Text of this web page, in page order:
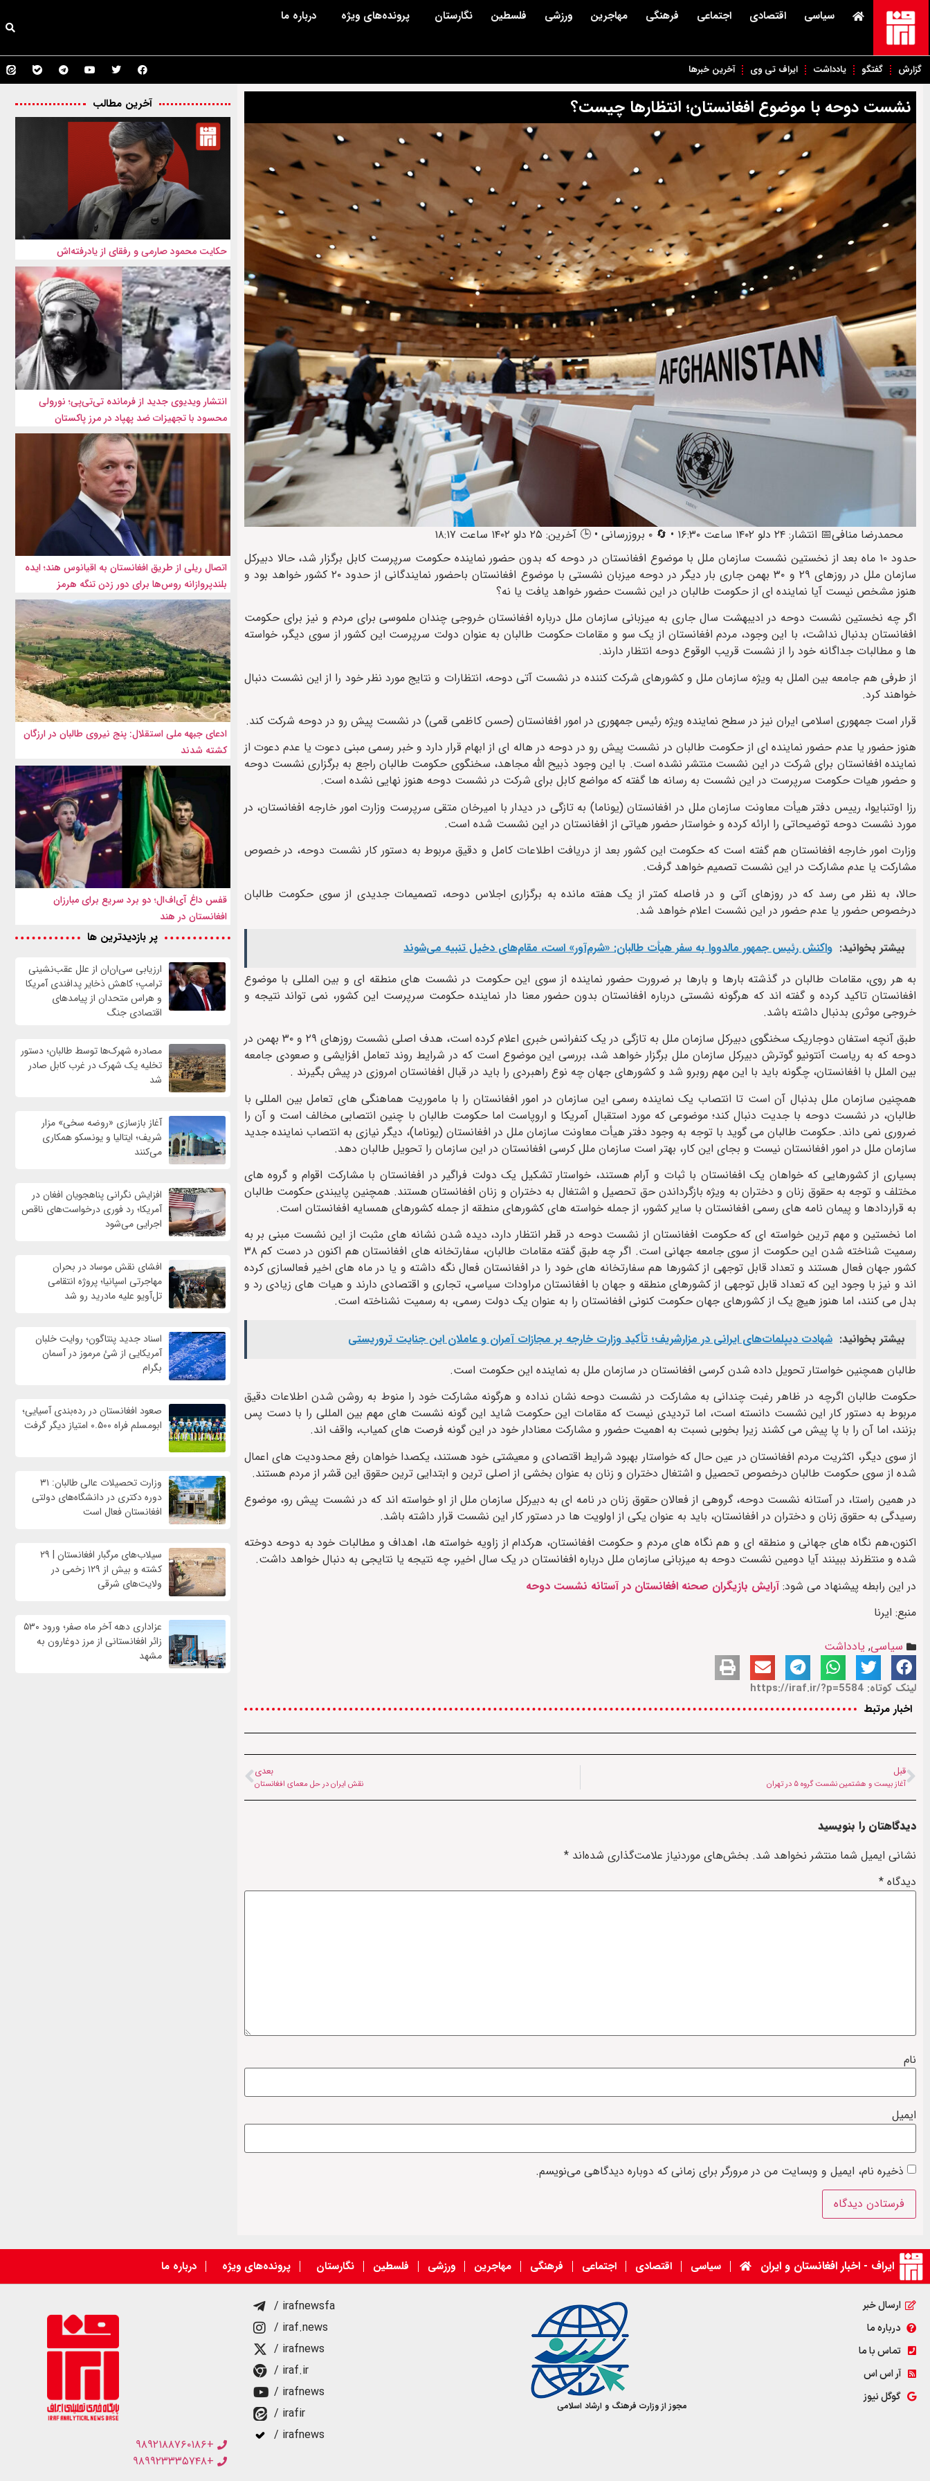
سیاسی اقتصادی اجتماعی فرهنگی مهاجرین ورزشی فلسطین نگارستان پرونده‌های ویژه درباره ما
گزارش گفتگو یادداشت ایراف تی وی آخرین خبرها
نشست دوحه با موضوع افغانستان؛ انتظارها چیست؟
محمدرضا منافی📅 انتشار: ۲۴ دلو ۱۴۰۲ ساعت ۱۶:۳۰ • 🔄 ۰ بروزرسانی • 🕒 آخرین: ۲۵ دلو ۱۴۰۲ ساعت ۱۸:۱۷
حدود ۱۰ ماه بعد از نخستین نشست سازمان ملل با موضوع افغانستان در دوحه که بدون حضور نماینده حکومت سرپرست کابل برگزار شد، حالا دبیرکل
سازمان ملل در روزهای ۲۹ و ۳۰ بهمن جاری بار دیگر در دوحه میزبان نشستی با موضوع افغانستان باحضور نمایندگانی از حدود ۲۰ کشور خواهد بود و
هنوز مشخص نیست آیا نماینده ای از حکومت طالبان در این نشست حضور خواهد یافت یا نه؟
اگر چه نخستین نشست دوحه در ادیبهشت سال جاری به میزبانی سازمان ملل درباره افغانستان خروجی چندان ملموسی برای مردم و نیز برای حکومت
افغانستان بدنبال نداشت، با این وجود، مردم افغانستان از یک سو و مقامات حکومت طالبان به عنوان دولت سرپرست این کشور از سوی دیگر، خواسته
ها و مطالبات جداگانه خود را از نشست قریب الوقوع دوحه انتظار دارند.
از طرفی هم جامعه بین الملل به ویژه سازمان ملل و کشورهای شرکت کننده در نشست آتی دوحه، انتظارات و نتایج مورد نظر خود را از این نشست دنبال
خواهند کرد.
قرار است جمهوری اسلامی ایران نیز در سطح نماینده ویژه رئیس جمهوری در امور افغانستان (حسن کاظمی قمی) در نشست پیش رو در دوحه شرکت کند.
هنوز حضور یا عدم حضور نماینده ای از حکومت طالبان در نشست پیش رو در دوحه در هاله ای از ابهام قرار دارد و خبر رسمی مبنی دعوت یا عدم دعوت از
نماینده افغانستان برای شرکت در این نشست منتشر نشده است. با این وجود ذبیح الله مجاهد، سخنگوی حکومت طالبان راجع به برگزاری نشست دوحه
و حضور هیات حکومت سرپرست در این نشست به رسانه ها گفته که مواضع کابل برای شرکت در نشست دوحه هنوز نهایی نشده است.
رزا اوتنبایوا، رییس دفتر هیأت معاونت سازمان ملل در افغانستان (یوناما) به تازگی در دیدار با امیرخان متقی سرپرست وزارت امور خارجه افغانستان، در
مورد نشست دوحه توضیحاتی را ارائه کرده و خواستار حضور هیاتی از افغانستان در این نشست شده است.
وزارت امور خارجه افغانستان هم گفته است که حکومت این کشور بعد از دریافت اطلاعات کامل و دقیق مربوط به دستور کار نشست دوحه، در خصوص
مشارکت یا عدم مشارکت در این نشست تصمیم خواهد گرفت.
حالا، به نظر می رسد که در روزهای آتی و در فاصله کمتر از یک هفته مانده به برگزاری اجلاس دوحه، تصمیمات جدیدی از سوی حکومت طالبان
درخصوص حضور یا عدم حضور در این نشست اعلام خواهد شد.
بیشتر بخوانید: واکنش رئیس جمهور مالدووا به سفر هیأت طالبان: «شرم‌آور» است، مقام‌های دخیل تنبیه می‌شوند
به هر روی، مقامات طالبان در گذشته بارها و بارها بر ضرورت حضور نماینده از سوی این حکومت در نشست های منطقه ای و بین المللی با موضوع
افغانستان تاکید کرده و گفته اند که هرگونه نشستی درباره افغانستان بدون حضور معنا دار نماینده حکومت سرپرست این کشور، نمی تواند نتیجه و
خروجی موثری بدنبال داشته باشد.
طبق آنچه استفان دوجاریک سخنگوی دبیرکل سازمان ملل به تازگی در یک کنفرانس خبری اعلام کرده است، هدف اصلی نشست روزهای ۲۹ و ۳۰ بهمن در
دوحه که به ریاست آنتونیو گوترش دبیرکل سازمان ملل برگزار خواهد شد، بررسی این موضوع است که در شرایط روند تعامل افزایشی و صعودی جامعه
بین الملل با افغانستان، چگونه باید با این مهم روبرو شد و کشورهای جهان چه نوع راهبردی را باید در قبال افغانستان امروزی در پیش بگیرند .
همچنین سازمان ملل بدنبال آن است تا انتصاب یک نماینده رسمی این سازمان در امور افغانستان را با ماموریت هماهنگی های تعامل بین المللی با
طالبان، در نشست دوحه با جدیت دنبال کند؛ موضوعی که مورد استقبال آمریکا و اروپاست اما حکومت طالبان با چنین انتصابی مخالف است و آن را
ضروری نمی داند. حکومت طالبان می گوید با توجه به وجود دفتر هیأت معاونت سازمان ملل در افغانستان (یوناما)، دیگر نیازی به انتصاب نماینده جدید
سازمان ملل در امور افغانستان نیست و بجای این کار، بهتر است سازمان ملل کرسی افغانستان در این سازمان را تحویل طالبان دهد.
بسیاری از کشورهایی که خواهان یک افغانستان با ثبات و آرام هستند، خواستار تشکیل یک دولت فراگیر در افغانستان با مشارکت اقوام و گروه های
مختلف و توجه به حقوق زنان و دختران به ویژه بازگرداندن حق تحصیل و اشتغال به دختران و زنان افغانستان هستند. همچنین پایبندی حکومت طالبان
به قراردادها و پیمان نامه های رسمی افغانستان با سایر کشور، از جمله خواسته های کشورهای منطقه از جمله کشورهای همسایه افغانستان است.
اما نخستین و مهم ترین خواسته ای که حکومت افغانستان از نشست دوحه در قطر انتظار دارد، دیده شدن نشانه های مثبت از این نشست مبنی بر به
رسمیت شناخته شدن این حکومت از سوی جامعه جهانی است. اگر چه طبق گفته مقامات طالبان، سفارتخانه های افغانستان هم اکنون در دست کم ۳۸
کشور جهان فعال هستند و تعداد قابل توجهی از کشورها هم سفارتخانه های خود را در افغانستان فعال نگه داشته و یا در ماه های اخیر فعالسازی کرده
اند و نیز با وجود این که تعداد قابل توجهی از کشورهای منطقه و جهان با افغانستان مراودات سیاسی، تجاری و اقتصادی دارند و هیات های زیادی رد و
بدل می کنند، اما هنوز هیچ یک از کشورهای جهان حکومت کنونی افغانستان را به عنوان یک دولت رسمی، به رسمیت نشناخته است.
بیشتر بخوانید: شهادت‌ دیپلمات‌های ایرانی در مزارشریف؛ تأکید وزارت خارجه بر مجازات آمران و عاملان این جنایت تروریستی
طالبان همچنین خواستار تحویل داده شدن کرسی افغانستان در سازمان ملل به نماینده این حکومت است.
حکومت طالبان اگرچه در ظاهر رغبت چندانی به مشارکت در نشست دوحه نشان نداده و هرگونه مشارکت خود را منوط به روشن شدن اطلاعات دقیق
مربوط به دستور کار این نشست دانسته است، اما تردیدی نیست که مقامات این حکومت شاید این گونه نشست های مهم بین المللی را با دست پس
بزنند، اما آن را با پا پیش می کشند زیرا بخوبی نسبت به اهمیت حضور و مشارکت معنادار خود در این گونه فرصت های کمیاب، واقف اند.
از سوی دیگر، اکثریت مردم افغانستان در عین حال که خواستار بهبود شرایط اقتصادی و معیشتی خود هستند، یکصدا خواهان رفع محدودیت های اعمال
شده از سوی حکومت طالبان درخصوص تحصیل و اشتغال دختران و زنان به عنوان بخشی از اصلی ترین و ابتدایی ترین حقوق این قشر از مردم هستند.
در همین راستا، در آستانه نشست دوحه، گروهی از فعالان حقوق زنان در نامه ای به دبیرکل سازمان ملل از او خواسته اند که در نشست پیش رو، موضوع
رسیدگی به حقوق زنان و دختران در افغانستان، باید به عنوان یکی از اولویت ها در دستور کار این نشست قرار داشته باشد.
اکنون،هم نگاه های جهانی و منطقه ای و هم نگاه های مردم و حکومت افغانستان، هرکدام از زاویه خواسته ها، اهداف و مطالبات خود به دوحه دوخته
شده و منتظرند ببینند آیا دومین نشست دوحه به میزبانی سازمان ملل درباره افغانستان در یک سال اخیر، چه نتیجه یا نتایجی به دنبال خواهد داشت.
در این رابطه پیشنهاد می شود:آرایش بازیگران صحنه افغانستان در آستانه نشست دوحه
منبع: ایرنا
سیاسی, یادداشت
لینک کوتاه: https://iraf.ir/?p=5584
اخبار مرتبط
قبل
آغاز بیست و هشتمین نشست گروه ۵ در تهران
بعدی
نقش ایران در حل معمای افغانستان
دیدگاهتان را بنویسید
نشانی ایمیل شما منتشر نخواهد شد. بخش‌های موردنیاز علامت‌گذاری شده‌اند *
دیدگاه *
نام
ایمیل
ذخیره نام، ایمیل و وبسایت من در مرورگر برای زمانی که دوباره دیدگاهی می‌نویسم.
آخرین مطالب
حکایت محمود صارمی و رفقای از یادرفته‌اش
انتشار ویدیوی جدید از فرمانده تی‌تی‌پی؛ نورولی
محسود با تجهیزات ضد پهپاد در مرز پاکستان
اتصال ریلی از طریق افغانستان به اقیانوس هند؛ ایده
بلندپروازانه روس‌ها برای دور زدن تنگه هرمز
ادعای جبهه ملی استقلال: پنج نیروی طالبان در ارزگان
کشته شدند
قفس داغ آی‌اف‌ال؛ دو برد سریع برای مبارزان
افغانستان در هند
پر بازدیدترین ها
ارزیابی سی‌ان‌ان از علل عقب‌نشینی
ترامپ؛ کاهش ذخایر پدافندی آمریکا
و هراس متحدان از پیامدهای
اقتصادی جنگ
مصادره شهرک‌ها توسط طالبان؛ دستور
تخلیه یک شهرک در غرب کابل صادر
شد
آغاز بازسازی «روضه سخی» مزار
شریف؛ ایتالیا و یونسکو همکاری
می‌کنند
افزایش نگرانی پناهجویان افغان در
آمریکا؛ رد فوری درخواست‌های ناقص
اجرایی می‌شود
افشای نقش موساد در بحران
مهاجرتی اسپانیا؛ پروژه انتقامی
تل‌آویو علیه مادرید رو شد
اسناد جدید پنتاگون؛ روایت خلبان
آمریکایی از شئ مرموز در آسمان
بگرام
صعود افغانستان در رده‌بندی آسیایی؛
ابومسلم فراه ۰.۵۰۰ امتیاز دیگر گرفت
وزارت تحصیلات عالی طالبان: ۳۱
دوره دکتری در دانشگاه‌های دولتی
افغانستان فعال است
سیلاب‌های مرگبار افغانستان | ۲۹
کشته و بیش از ۱۲۹ زخمی در
ولایت‌های شرقی
عزاداری دهه آخر ماه صفر؛ ورود ۵۳۰
زائر افغانستانی از مرز دوغارون به
مشهد
ایراف - اخبار افغانستان و ایران سیاسی اقتصادی اجتماعی فرهنگی مهاجرین ورزشی فلسطین نگارستان پرونده‌های ویژه درباره ما
ارسال خبر
درباره ما
تماس با ما
آر اس اس
گوگل نیوز
مجوز از وزارت فرهنگ و ارشاد اسلامی
/ irafnewsfa
/ iraf.news
/ irafnews
/ iraf.ir
/ irafnews
/ irafir
/ irafnews
+۹۸۹۲۱۸۸۷۶۰۱۸۶
+۹۸۹۹۲۳۳۳۵۷۴۸